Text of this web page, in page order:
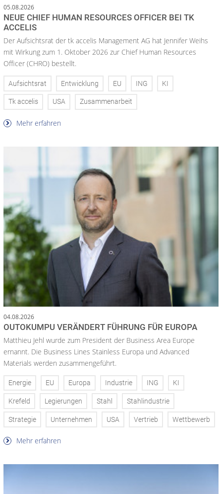
05.08.2026
NEUE CHIEF HUMAN RESOURCES OFFICER BEI TK
ACCELIS
Der Aufsichtsrat der tk accelis Management AG hat Jennifer Weihs
mit Wirkung zum 1. Oktober 2026 zur Chief Human Resources
Officer (CHRO) bestellt.
Aufsichtsrat Entwicklung EU ING KI
Tk accelis USA Zusammenarbeit
Mehr erfahren
04.08.2026
OUTOKUMPU VERÄNDERT FÜHRUNG FÜR EUROPA
Matthieu Jehl wurde zum President der Business Area Europe
ernannt. Die Business Lines Stainless Europa und Advanced
Materials werden zusammengeführt.
Energie EU Europa Industrie ING KI
Krefeld Legierungen Stahl Stahlindustrie
Strategie Unternehmen USA Vertrieb Wettbewerb
Mehr erfahren